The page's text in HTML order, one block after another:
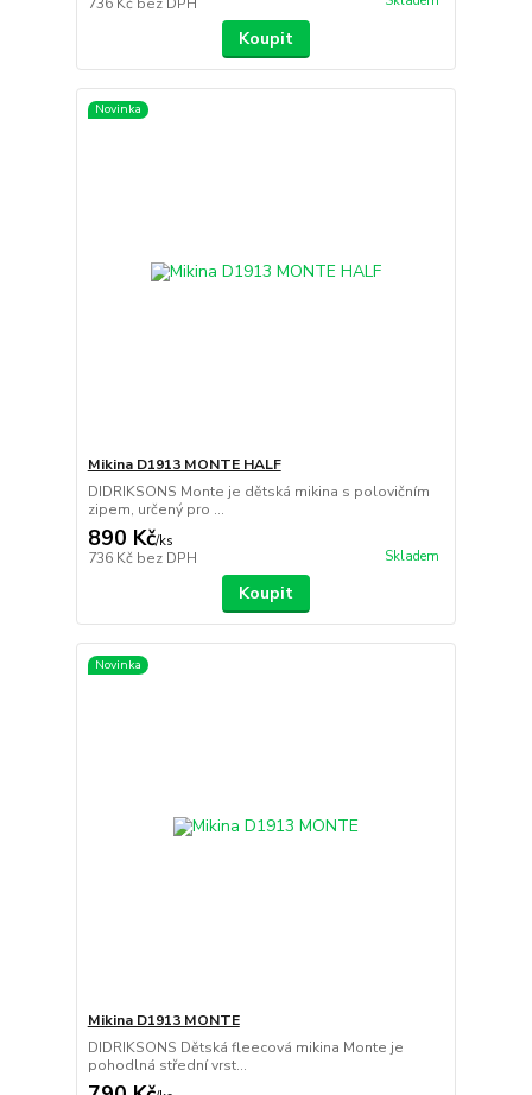
Koupit
Novinka
Mikina D1913 MONTE HALF
DIDRIKSONS Monte je dětská mikina s polovičním
zipem, určený pro ...
890 Kč/ks
736 Kč bez DPH Skladem
Koupit
Novinka
Mikina D1913 MONTE
DIDRIKSONS Dětská fleecová mikina Monte je
pohodlná střední vrst...